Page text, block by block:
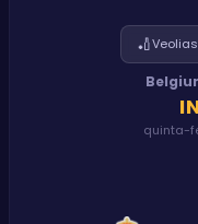
🏏
quinta-